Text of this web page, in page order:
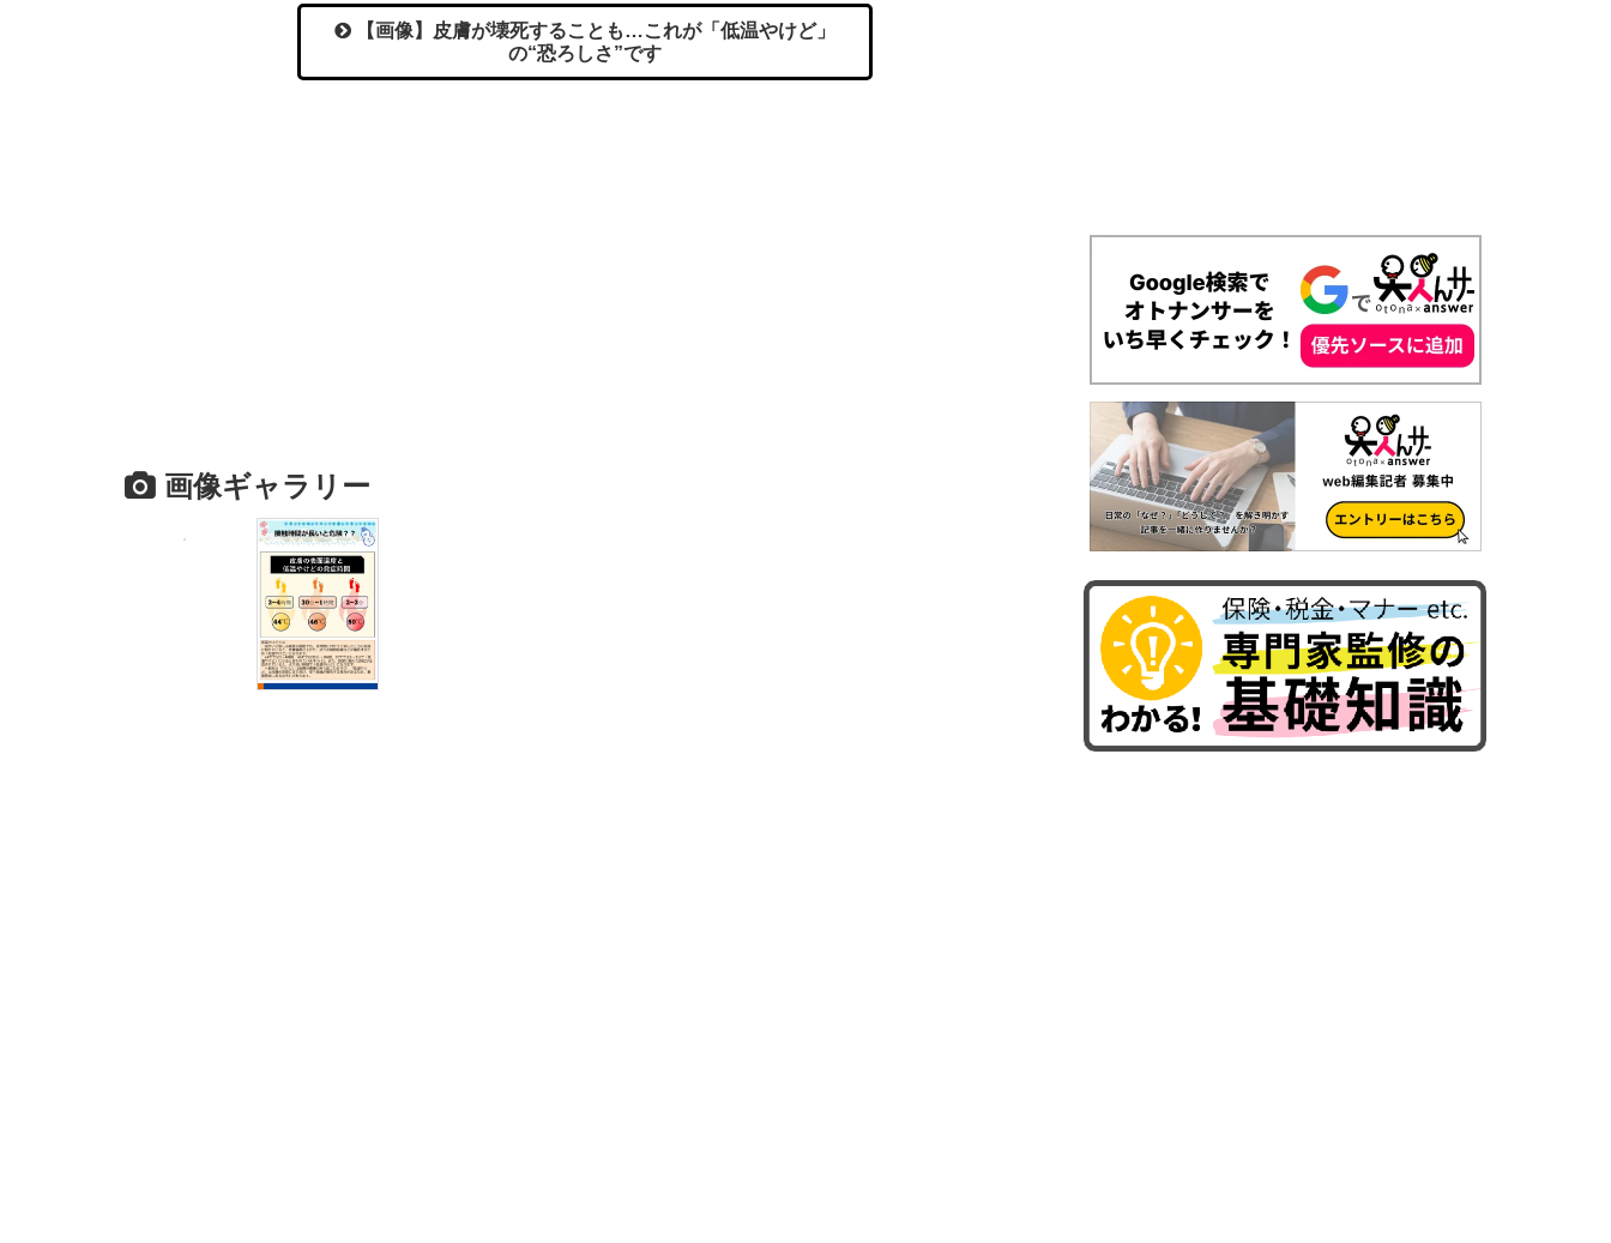
【画像】皮膚が壊死することも…これが「低温やけど」
の“恐ろしさ”です
画像ギャラリー